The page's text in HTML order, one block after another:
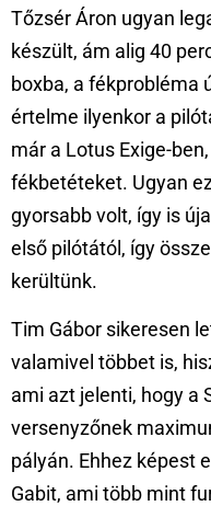
Tőzsér Áron ugyan
készült, ám alig 40
boxba, a fékprobléma
értelme ilyenkor a
már a Lotus Exige-
fékbetéteket. Ugyan
gyorsabb volt, így is
első pilótától, így
kerültünk.
Tim Gábor sikeresen
valamivel többet is,
ami azt jelenti, hogy a
versenyzőnek
pályán. Ehhez képest
Gabit, ami több mint